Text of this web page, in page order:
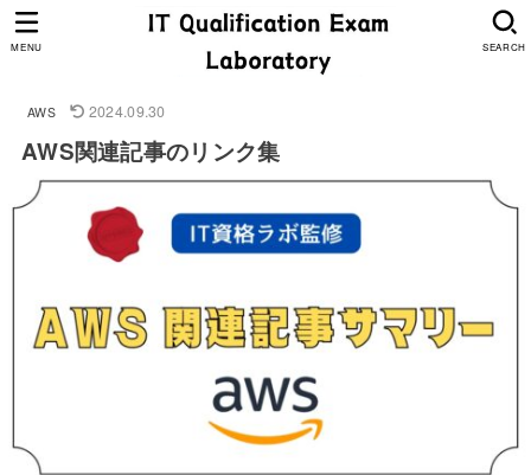
SEARCH
MENU
AWS 2024.09.30
AWS関連記事のリンク集